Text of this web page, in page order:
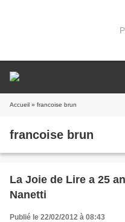
Accueil » francoise brun
francoise brun
La Joie de Lire a 25
Nanetti
Publié le 22/02/2012 à 08:43